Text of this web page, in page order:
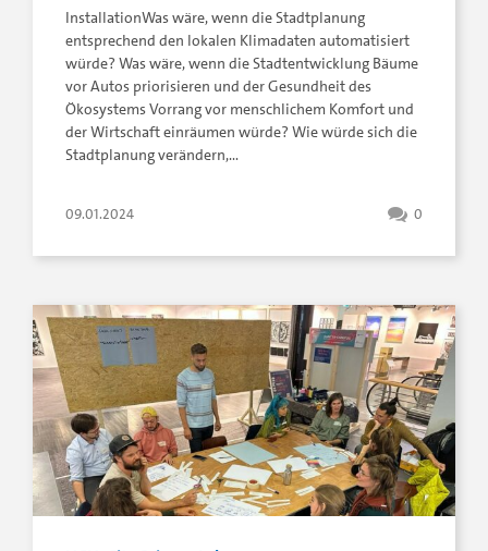
InstallationWas wäre, wenn die Stadtplanung
entsprechend den lokalen Klimadaten automatisiert
würde? Was wäre, wenn die Stadtentwicklung Bäume
vor Autos priorisieren und der Gesundheit des
Ökosystems Vorrang vor menschlichem Komfort und
der Wirtschaft einräumen würde? Wie würde sich die
Stadtplanung verändern,…
09.01.2024 0